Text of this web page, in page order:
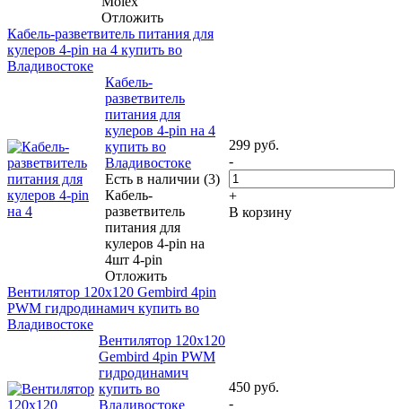
Отложить
Кабель-разветвитель питания для
кулеров 4-pin на 4 купить во
Владивостоке
Кабель-
разветвитель
питания для
кулеров 4-pin на 4
купить во
Владивостоке
Есть в наличии (3)
Кабель-
разветвитель
питания для
кулеров 4-pin на
4шт 4-pin
Отложить
299 руб.
-
+
В корзину
Вентилятор 120x120 Gembird 4pin
PWM гидродинамич купить во
Владивостоке
Вентилятор 120x120
Gembird 4pin PWM
гидродинамич
купить во
Владивостоке
450 руб.
-